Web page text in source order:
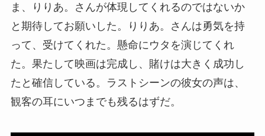
ま、りりあ。さんが体現してくれるのではないか
と期待してお願いした。りりあ。さんは勇気を持
って、受けてくれた。懸命にウタを演じてくれ
た。果たして映画は完成し、賭けは大きく成功し
たと確信している。ラストシーンの彼女の声は、
観客の耳にいつまでも残るはずだ。